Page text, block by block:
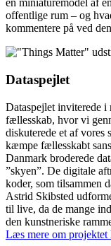
en miniaturemodel af
offentlige rum – og
kommentere på ved
Dataspejlet
Dataspejlet inviterede i
fællesskab, hvor vi
diskuterede et af vores
kæmpe fællesskabt
Danmark broderede
”skyen”. De digitale
koder, som tilsammen
Astrid Skibsted
til live, da de mange
den kunstneriske
Læs mere om projektet